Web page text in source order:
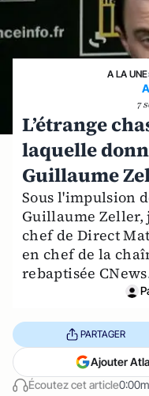
A LA UNE
7
L’étrange
laquelle
Guillaume
Sous l'impulsion
Guillaume Zeller,
chef de Direct
en chef de la
rebaptisée
Écoutez cet article
PARTAGER
Ajouter